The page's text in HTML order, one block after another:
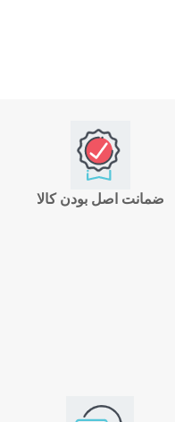
ضمانت اصل بودن کالا